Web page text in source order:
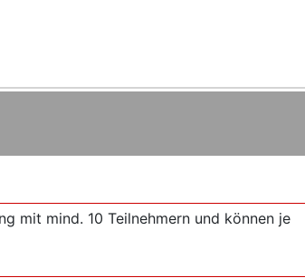
mit mind. 10 Teilnehmern und können je